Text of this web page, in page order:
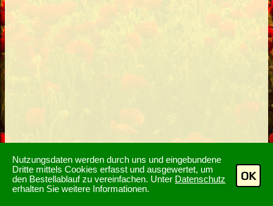
Nutzungsdaten werden durch uns und eingebundene
Dritte mittels Cookies erfasst und ausgewertet, um
den Bestellablauf zu vereinfachen. Unter Datenschutz
erhalten Sie weitere Informationen.
OK